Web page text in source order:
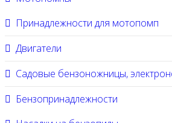
Принадлежности для мотопомп
Двигатели
Садовые бензоножницы,
Бензопринадлежности